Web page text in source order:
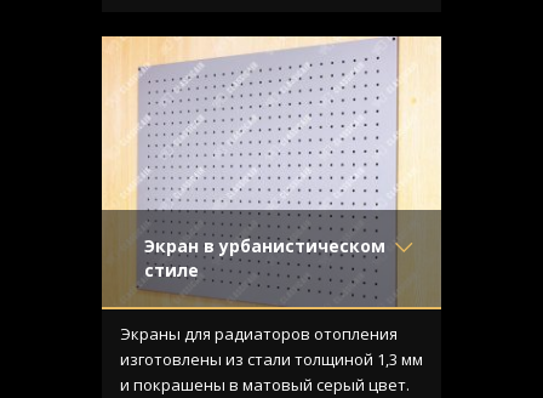
Экран в урбанистическом
стиле
Материал- Обычная сталь
Отделка- Покраска
Узор-
Конструкция-
Экраны для радиаторов отопления
изготовлены из стали толщиной 1,3 мм
и покрашены в матовый серый цвет.